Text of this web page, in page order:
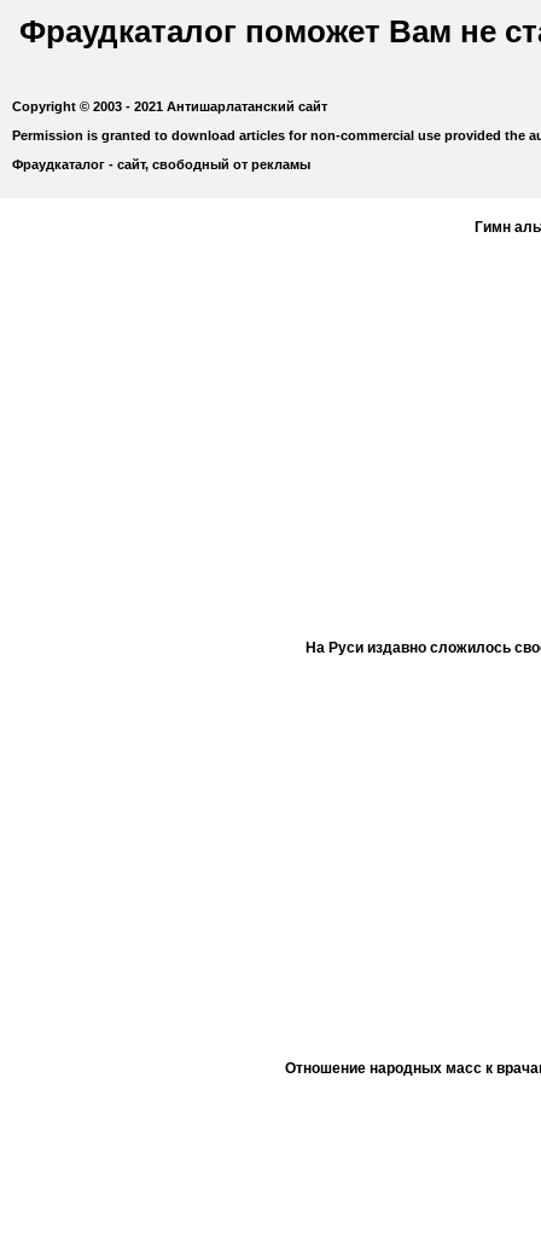
Фраудкаталог поможет Вам не
Copyright © 2003 - 2021 Антишарлатанский сайт
Permission is granted to download articles for non-commercial use provided the
Фраудкаталог - сайт, свободный от рекламы
Гимн
На Руси издавно сложилось
Отношение народных масс к